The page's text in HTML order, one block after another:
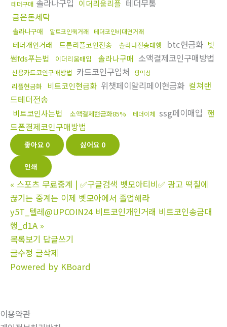
테더구매 솔라나구입 이더리움리플 테더무통
금은돈세탁
솔라나구매 알트코인퀵거래 테더코인비대면거래
테더개인거래 트론리플코인전송 솔라나전송대행 btc현금화 빗
썸fds푸는법
이더리움매입 솔라나구매 소액결제코인구매방법
신용카드코인구매방법 카드코인구입처 핑믹싱
리플현금화 비트코인현금화 위챗페이알리페이현금화 컬쳐랜
드테더전송
비트코인사는법 소액결제현금화85% 테더이체 ssg페이매입 핸
드폰결제코인구매방법
좋아요 0 싫어요 0
인쇄
« 스포츠 무료중계 | ✅구글검색 벳모아티비✅ 광고 떡칠에
끊기는 중계는 이제 벳모아에서 졸업해라
y5T_텔레@UPCOIN24 비트코인개인거래 비트코인송금대
행_d1A »
목록보기 답글쓰기
글수정 글삭제
Powered by KBoard
이용약관